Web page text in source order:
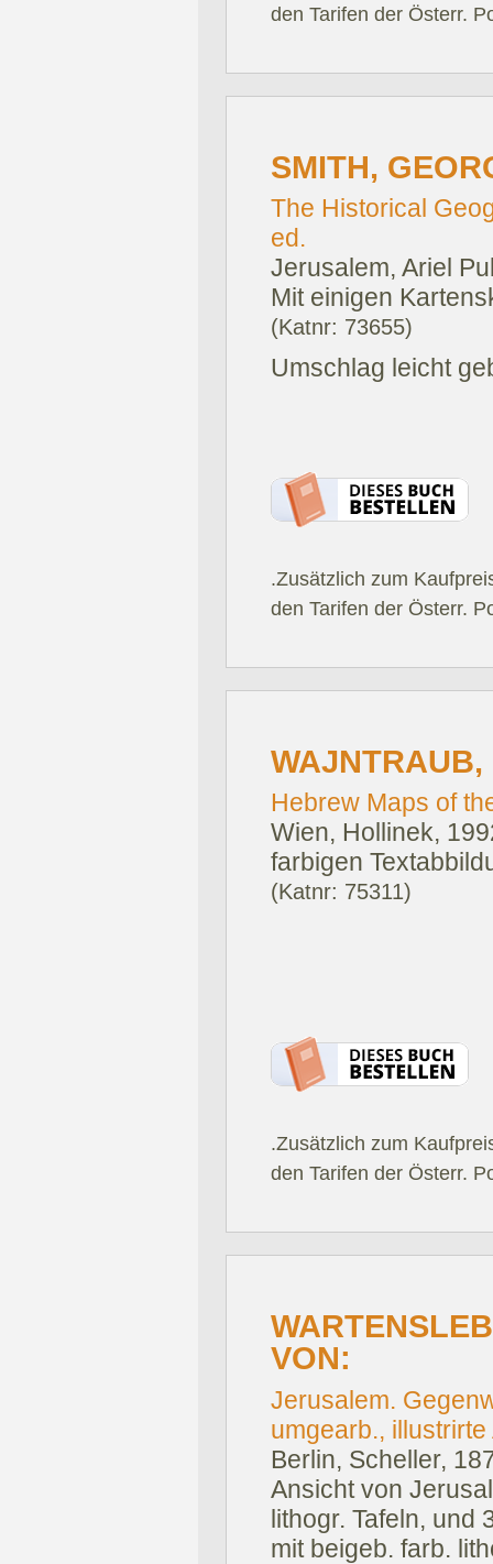
den Tarifen der Österr.
SMITH,
The Historical
ed.
Jerusalem, Ariel
Mit einigen
(Katnr: 73655)
Umschlag leicht
.Zusätzlich zum
den Tarifen der Österr.
WAJNTRAUB,
Hebrew Maps of
Wien, Hollinek,
farbigen
(Katnr: 75311)
.Zusätzlich zum
den Tarifen der Österr.
VON:
Jerusalem.
umgearb.,
Berlin, Scheller,
Ansicht von
lithogr. Tafeln, und
mit beigeb. farb.